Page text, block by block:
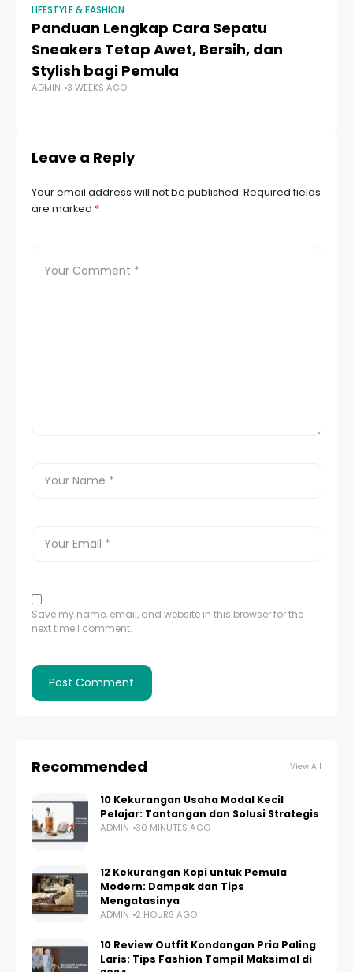
LIFESTYLE & FASHION
Panduan Lengkap Cara Sepatu
Sneakers Tetap Awet, Bersih, dan
Stylish bagi Pemula
ADMIN 3 WEEKS AGO
Leave a Reply
Your email address will not be published. Required fields
are marked *
Save my name, email, and website in this browser for the
next time I comment.
Recommended View All
10 Kekurangan Usaha Modal Kecil
Pelajar: Tantangan dan Solusi Strategis
ADMIN 30 MINUTES AGO
12 Kekurangan Kopi untuk Pemula
Modern: Dampak dan Tips
Mengatasinya
ADMIN 2 HOURS AGO
10 Review Outfit Kondangan Pria Paling
Laris: Tips Fashion Tampil Maksimal di